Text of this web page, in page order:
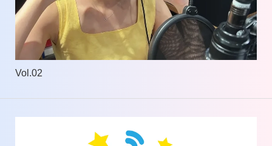
Vol.02